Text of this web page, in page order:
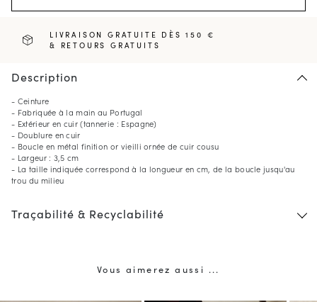
LIVRAISON GRATUITE DÈS 150 €
& RETOURS GRATUITS
Description
- Ceinture
- Fabriquée à la main au Portugal
- Extérieur en cuir (tannerie : Espagne)
- Doublure en cuir
- Boucle en métal finition or vieilli ornée de cuir cousu
- Largeur : 3,5 cm
- La taille indiquée correspond à la longueur en cm, de la boucle jusqu'au
trou du milieu
Traçabilité & Recyclabilité
Vous aimerez aussi ...